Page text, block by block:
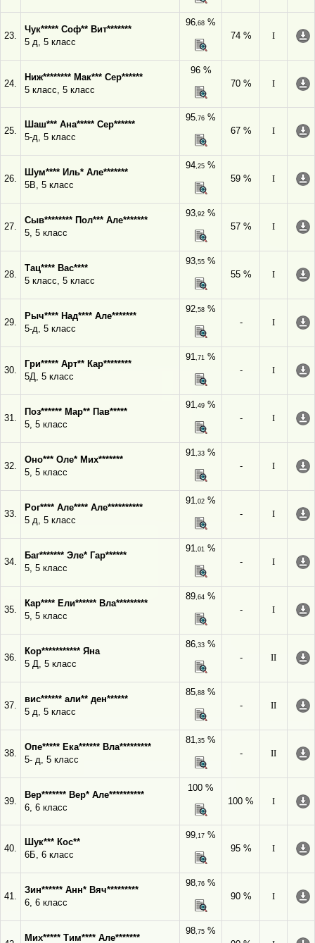
23.
Чук***** Соф** Вит*******
5 д, 5 класс
96,68 %
74 %
I
24.
Ниж******** Мак*** Сер******
5 класс, 5 класс
96 %
70 %
I
25.
Шаш*** Ана***** Сер******
5-д, 5 класс
95,76 %
67 %
I
26.
Шум**** Иль* Але*******
5В, 5 класс
94,25 %
59 %
I
27.
Сыв******** Пол*** Але*******
5, 5 класс
93,92 %
57 %
I
28.
Тац**** Вас****
5 класс, 5 класс
93,55 %
55 %
I
29.
Рыч**** Над**** Але*******
5-д, 5 класс
92,58 %
-
I
30.
Гри***** Арт** Кар********
5Д, 5 класс
91,71 %
-
I
31.
Поз****** Мар** Пав*****
5, 5 класс
91,49 %
-
I
32.
Оно*** Оле* Мих*******
5, 5 класс
91,33 %
-
I
33.
Рог**** Але**** Але**********
5 д, 5 класс
91,02 %
-
I
34.
Баг******* Эле* Гар******
5, 5 класс
91,01 %
-
I
35.
Кар**** Ели****** Вла*********
5, 5 класс
89,64 %
-
I
36.
Кор*********** Яна
5 Д, 5 класс
86,33 %
-
II
37.
вис****** али** ден******
5 д, 5 класс
85,88 %
-
II
38.
Опе***** Ека****** Вла*********
5- д, 5 класс
81,35 %
-
II
39.
Вер******* Вер* Але**********
6, 6 класс
100 %
100 %
I
40.
Шук*** Кос**
6Б, 6 класс
99,17 %
95 %
I
41.
Зин****** Анн* Вяч*********
6, 6 класс
98,76 %
90 %
I
Мих***** Тим**** Але*******
98,75 %